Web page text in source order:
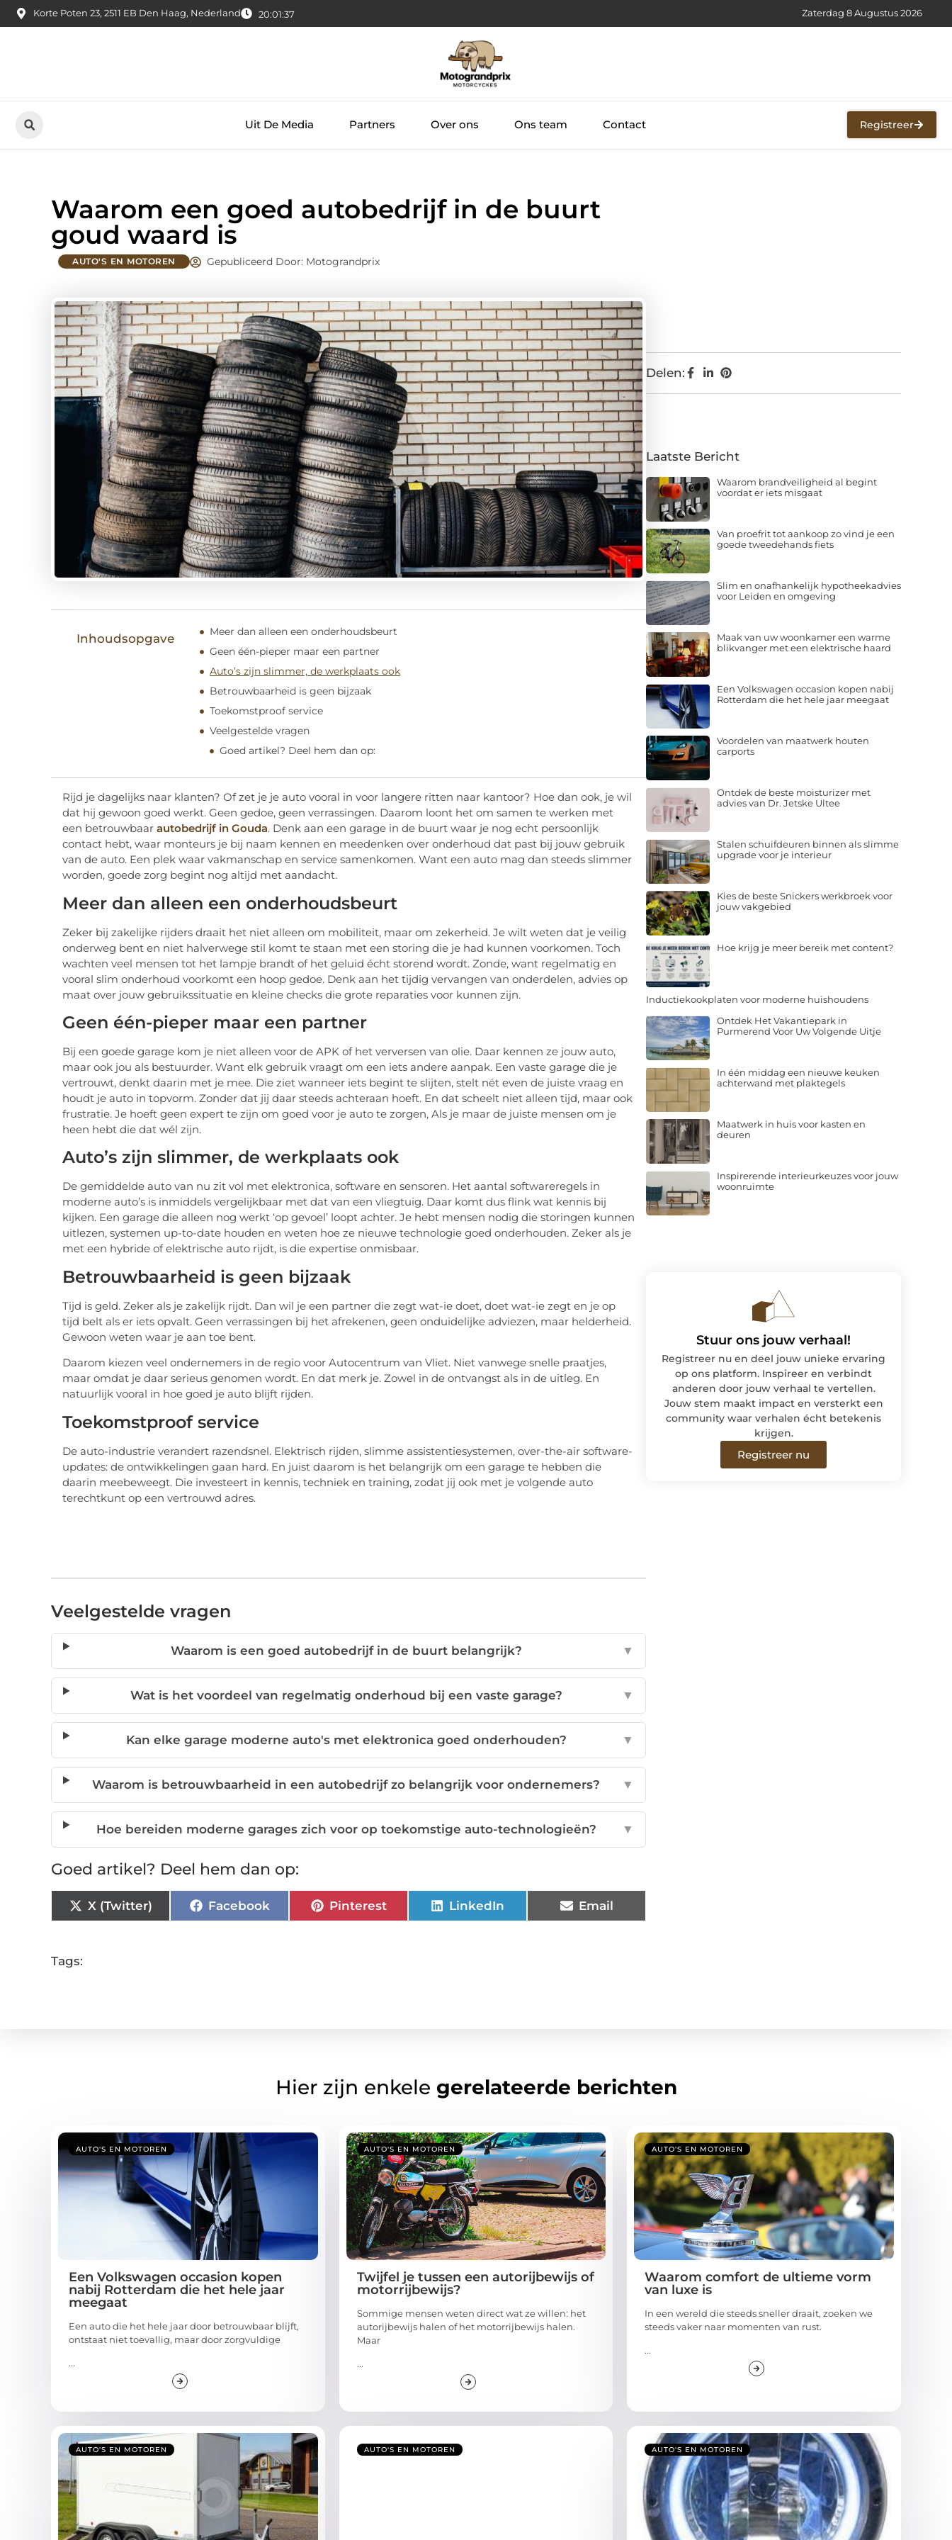
Korte Poten 23, 2511 EB Den Haag, Nederland 20:01:38 Zaterdag 8 Augustus 2026
Uit De Media Partners Over ons Ons team Contact Registreer
Waarom een goed autobedrijf in de buurt
goud waard is
AUTO'S EN MOTOREN Gepubliceerd Door: Motograndprix
Inhoudsopgave
Meer dan alleen een onderhoudsbeurt
Geen één-pieper maar een partner
Auto’s zijn slimmer, de werkplaats ook
Betrouwbaarheid is geen bijzaak
Toekomstproof service
Veelgestelde vragen
Goed artikel? Deel hem dan op:
Rijd je dagelijks naar klanten? Of zet je je auto vooral in voor langere ritten naar kantoor? Hoe dan ook, je wil
dat hij gewoon goed werkt. Geen gedoe, geen verrassingen. Daarom loont het om samen te werken met
een betrouwbaar autobedrijf in Gouda. Denk aan een garage in de buurt waar je nog echt persoonlijk
contact hebt, waar monteurs je bij naam kennen en meedenken over onderhoud dat past bij jouw gebruik
van de auto. Een plek waar vakmanschap en service samenkomen. Want een auto mag dan steeds slimmer
worden, goede zorg begint nog altijd met aandacht.
Meer dan alleen een onderhoudsbeurt
Zeker bij zakelijke rijders draait het niet alleen om mobiliteit, maar om zekerheid. Je wilt weten dat je veilig
onderweg bent en niet halverwege stil komt te staan met een storing die je had kunnen voorkomen. Toch
wachten veel mensen tot het lampje brandt of het geluid écht storend wordt. Zonde, want regelmatig en
vooral slim onderhoud voorkomt een hoop gedoe. Denk aan het tijdig vervangen van onderdelen, advies op
maat over jouw gebruikssituatie en kleine checks die grote reparaties voor kunnen zijn.
Geen één-pieper maar een partner
Bij een goede garage kom je niet alleen voor de APK of het verversen van olie. Daar kennen ze jouw auto,
maar ook jou als bestuurder. Want elk gebruik vraagt om een iets andere aanpak. Een vaste garage die je
vertrouwt, denkt daarin met je mee. Die ziet wanneer iets begint te slijten, stelt nét even de juiste vraag en
houdt je auto in topvorm. Zonder dat jij daar steeds achteraan hoeft. En dat scheelt niet alleen tijd, maar ook
frustratie. Je hoeft geen expert te zijn om goed voor je auto te zorgen, Als je maar de juiste mensen om je
heen hebt die dat wél zijn.
Auto’s zijn slimmer, de werkplaats ook
De gemiddelde auto van nu zit vol met elektronica, software en sensoren. Het aantal softwareregels in
moderne auto’s is inmiddels vergelijkbaar met dat van een vliegtuig. Daar komt dus flink wat kennis bij
kijken. Een garage die alleen nog werkt ‘op gevoel’ loopt achter. Je hebt mensen nodig die storingen kunnen
uitlezen, systemen up-to-date houden en weten hoe ze nieuwe technologie goed onderhouden. Zeker als je
met een hybride of elektrische auto rijdt, is die expertise onmisbaar.
Betrouwbaarheid is geen bijzaak
Tijd is geld. Zeker als je zakelijk rijdt. Dan wil je een partner die zegt wat-ie doet, doet wat-ie zegt en je op
tijd belt als er iets opvalt. Geen verrassingen bij het afrekenen, geen onduidelijke adviezen, maar helderheid.
Gewoon weten waar je aan toe bent.
Daarom kiezen veel ondernemers in de regio voor Autocentrum van Vliet. Niet vanwege snelle praatjes,
maar omdat je daar serieus genomen wordt. En dat merk je. Zowel in de ontvangst als in de uitleg. En
natuurlijk vooral in hoe goed je auto blijft rijden.
Toekomstproof service
De auto-industrie verandert razendsnel. Elektrisch rijden, slimme assistentiesystemen, over-the-air software-
updates: de ontwikkelingen gaan hard. En juist daarom is het belangrijk om een garage te hebben die
daarin meebeweegt. Die investeert in kennis, techniek en training, zodat jij ook met je volgende auto
terechtkunt op een vertrouwd adres.
Veelgestelde vragen
Waarom is een goed autobedrijf in de buurt belangrijk? ▼
Wat is het voordeel van regelmatig onderhoud bij een vaste garage? ▼
Kan elke garage moderne auto's met elektronica goed onderhouden? ▼
Waarom is betrouwbaarheid in een autobedrijf zo belangrijk voor ondernemers? ▼
Hoe bereiden moderne garages zich voor op toekomstige auto-technologieën? ▼
Goed artikel? Deel hem dan op:
X (Twitter) Facebook Pinterest LinkedIn Email
Tags:
Delen:
Laatste Bericht
Waarom brandveiligheid al begint
voordat er iets misgaat
Van proefrit tot aankoop zo vind je een
goede tweedehands fiets
Slim en onafhankelijk hypotheekadvies
voor Leiden en omgeving
Maak van uw woonkamer een warme
blikvanger met een elektrische haard
Een Volkswagen occasion kopen nabij
Rotterdam die het hele jaar meegaat
Voordelen van maatwerk houten
carports
Ontdek de beste moisturizer met
advies van Dr. Jetske Ultee
Stalen schuifdeuren binnen als slimme
upgrade voor je interieur
Kies de beste Snickers werkbroek voor
jouw vakgebied
Hoe krijg je meer bereik met content?
Inductiekookplaten voor moderne huishoudens
Ontdek Het Vakantiepark in
Purmerend Voor Uw Volgende Uitje
In één middag een nieuwe keuken
achterwand met plaktegels
Maatwerk in huis voor kasten en
deuren
Inspirerende interieurkeuzes voor jouw
woonruimte
Stuur ons jouw verhaal!
Registreer nu en deel jouw unieke ervaring
op ons platform. Inspireer en verbindt
anderen door jouw verhaal te vertellen.
Jouw stem maakt impact en versterkt een
community waar verhalen écht betekenis
krijgen.
Registreer nu
Hier zijn enkele gerelateerde berichten
AUTO'S EN MOTOREN
Een Volkswagen occasion kopen
nabij Rotterdam die het hele jaar
meegaat
Een auto die het hele jaar door betrouwbaar blijft,
ontstaat niet toevallig, maar door zorgvuldige
...
AUTO'S EN MOTOREN
Twijfel je tussen een autorijbewijs of
motorrijbewijs?
Sommige mensen weten direct wat ze willen: het
autorijbewijs halen of het motorrijbewijs halen.
Maar
...
AUTO'S EN MOTOREN
Waarom comfort de ultieme vorm
van luxe is
In een wereld die steeds sneller draait, zoeken we
steeds vaker naar momenten van rust.
...
AUTO'S EN MOTOREN AUTO'S EN MOTOREN AUTO'S EN MOTOREN